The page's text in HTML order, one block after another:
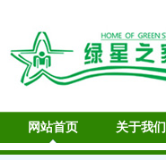
网站首页 关于我们